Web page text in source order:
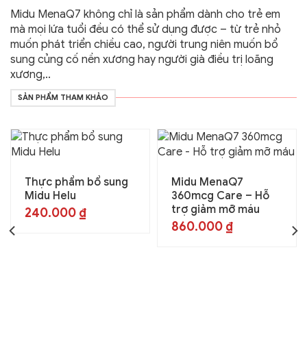
Midu MenaQ7 không chỉ là sản phẩm dành cho trẻ em
mà mọi lứa tuổi đều có thể sử dụng được – từ trẻ nhỏ
muốn phát triển chiều cao, người trung niên muốn bổ
sung củng cố nền xương hay người già điều trị loãng
xương,..
SẢN PHẨM THAM KHẢO
Thực phẩm bổ sung
Midu Helu
240.000 ₫
Midu MenaQ7
360mcg Care – Hỗ
trợ giảm mỡ máu
860.000 ₫